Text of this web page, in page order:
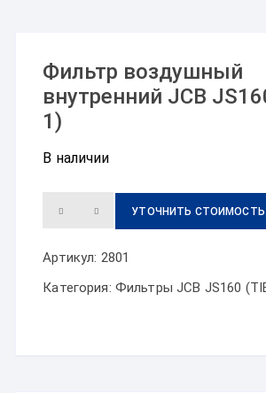
Фильтр воздушный
внутренний JCB
1)
В наличии
УТОЧНИТЬ СТОИМОСТЬ
Артикул: 2801
Категория: Фильтры JCB JS160